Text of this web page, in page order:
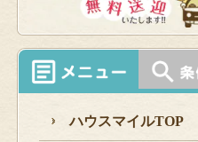
ハウスマイルTOP